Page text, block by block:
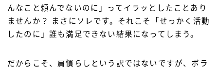
んなこと頼んでないのに」ってイラッとしたことあり
ませんか？ まさにソレです。それこそ「せっかく活動
したのに」誰も満足できない結果になってしまう。
だからこそ、肩慣らしという訳ではないですが、ボラ